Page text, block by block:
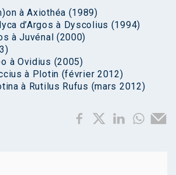
à Axiothéa (1989)
d’Argos à Dyscolius (1994)
à Juvénal (2000)
à Ovidius (2005)
à Plotin (février 2012)
à Rutilus Rufus (mars 2012)